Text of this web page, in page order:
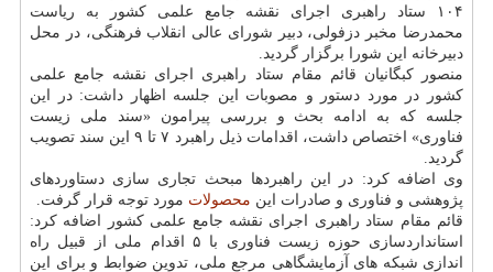
۱۰۴ ستاد راهبری اجرای نقشه جامع علمی كشور به ریاست
محمدرضا مخبر دزفولی، دبیر شورای عالی انقلاب فرهنگی، در محل
دبیرخانه این شورا برگزار گردید.
منصور كبگانیان قائم مقام ستاد راهبری اجرای نقشه جامع علمی
كشور در مورد دستور و مصوبات این جلسه اظهار داشت: در این
جلسه كه به ادامه بحث و بررسی پیرامون «سند ملی زیست
فناوری» اختصاص داشت، اقدامات ذیل راهبرد ۷ تا ۹ این سند تصویب
گردید.
وی اضافه كرد: در این راهبردها مبحث تجاری سازی دستاوردهای
پژوهشی و فناوری و صادرات این محصولات مورد توجه قرار گرفت.
قائم مقام ستاد راهبری اجرای نقشه جامع علمی كشور اضافه كرد:
استانداردسازی حوزه زیست فناوری با ۵ اقدام ملی از قبیل راه
اندازی شبكه های آزمایشگاهی مرجع ملی، تدوین ضوابط و برای این